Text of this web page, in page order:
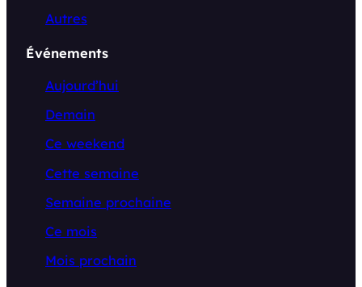
Autres
Événements
Aujourd’hui
Demain
Ce weekend
Cette semaine
Semaine prochaine
Ce mois
Mois prochain